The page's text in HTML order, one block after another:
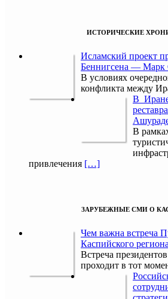
ИСТОРИЧЕСКИЕ
Исламский проект
Беннигсена — Марк
В условиях
конфликта между
В Иране
В
привлечения […]
ЗАРУБЕЖНЫЕ СМИ О
Чем важна встреча
Каспийского
Встреча
проходит в тот